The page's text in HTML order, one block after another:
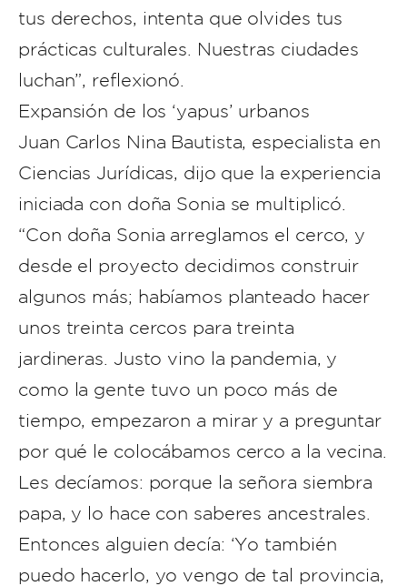
tus derechos, intenta que olvides tus
prácticas culturales. Nuestras ciudades
luchan”, reflexionó.
Expansión de los ‘yapus’ urbanos
Juan Carlos Nina Bautista, especialista en
Ciencias Jurídicas, dijo que la experiencia
iniciada con doña Sonia se multiplicó.
“Con doña Sonia arreglamos el cerco, y
desde el proyecto decidimos construir
algunos más; habíamos planteado hacer
unos treinta cercos para treinta
jardineras. Justo vino la pandemia, y
como la gente tuvo un poco más de
tiempo, empezaron a mirar y a preguntar
por qué le colocábamos cerco a la vecina.
Les decíamos: porque la señora siembra
papa, y lo hace con saberes ancestrales.
Entonces alguien decía: ‘Yo también
puedo hacerlo, yo vengo de tal provincia,